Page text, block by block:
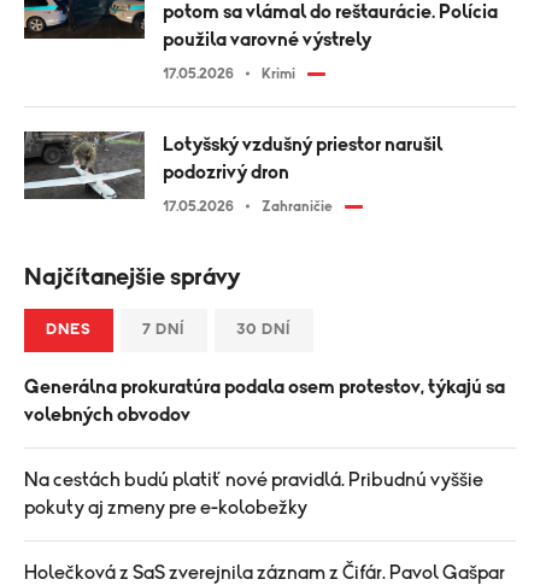
potom sa vlámal do reštaurácie. Polícia
použila varovné výstrely
17.05.2026 Krimi
Lotyšský vzdušný priestor narušil
podozrivý dron
17.05.2026 Zahraničie
Najčítanejšie správy
DNES 7 DNÍ 30 DNÍ
Generálna prokuratúra podala osem protestov, týkajú sa
volebných obvodov
Na cestách budú platiť nové pravidlá. Pribudnú vyššie
pokuty aj zmeny pre e-kolobežky
Holečková z SaS zverejnila záznam z Čifár. Pavol Gašpar